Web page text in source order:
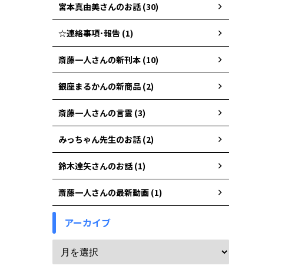
宮本真由美さんのお話 (30)
☆連絡事項･報告 (1)
斎藤一人さんの新刊本 (10)
銀座まるかんの新商品 (2)
斎藤一人さんの言霊 (3)
みっちゃん先生のお話 (2)
鈴木達矢さんのお話 (1)
斎藤一人さんの最新動画 (1)
アーカイブ